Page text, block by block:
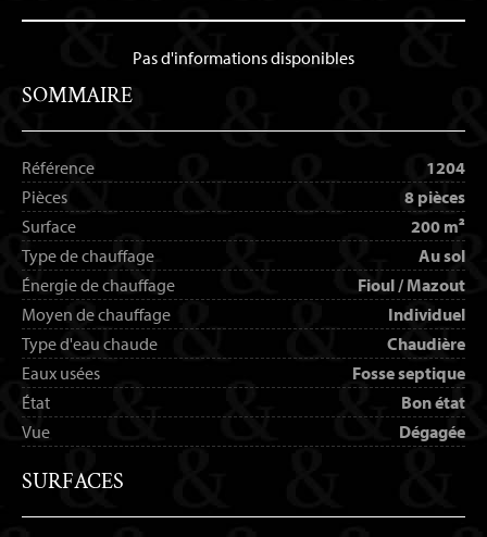
Pas d'informations disponibles
SOMMAIRE
Référence
1204
Pièces
8 pièces
Surface
200 m²
Type de chauffage
Au sol
Énergie de chauffage
Fioul / Mazout
Moyen de chauffage
Individuel
Type d'eau chaude
Chaudière
Eaux usées
Fosse septique
État
Bon état
Vue
Dégagée
SURFACES